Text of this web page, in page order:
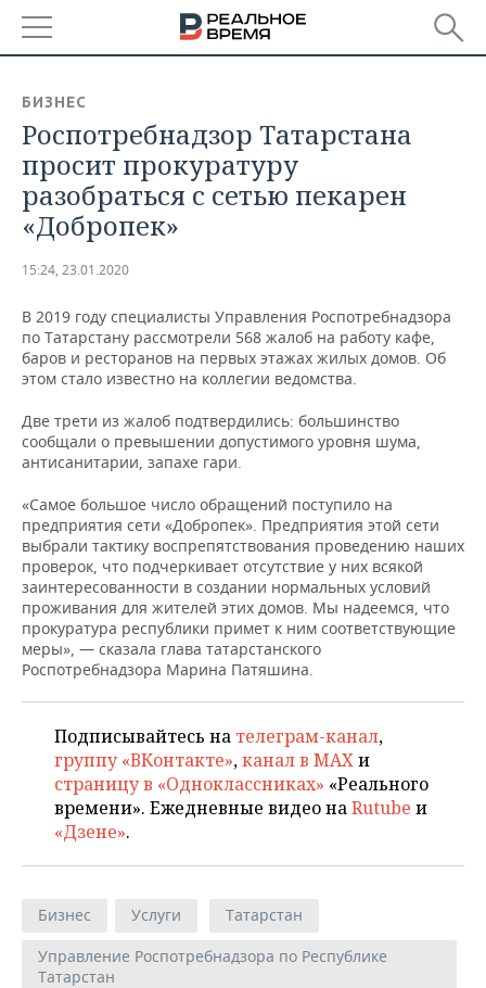
БАШКОРТОСТАН
ТАТАРСТАН
УДМУРТИЯ
НОВОСТИ
АНАЛИТИКА
НОВОСТИ АНАЛИТИКИ
ДЕКЛАРАЦИИ О ДОХОДАХ
КОРОЛИ ГОСЗАКАЗА ПФО
ВУЗЫ ТАТАРСТАНА
КОМУ ПРИНАДЛЕЖАТ
ТОРГОВЫЕ ЦЕНТРЫ
ТАТАРСТАНА
ЭКОНОМИКА
НОВОСТИ ЭКОНОМИКИ
ФИНАНСЫ
БАНКИ
БЮДЖЕТ
ИНВЕСТИЦИИ
ПРОМЫШЛЕННОСТЬ
НОВОСТИ
ПРОМЫШЛЕННОСТИ
МАШИНОСТРОЕНИЕ
НЕФТЕХИМИЯ
НЕФТЬ
ОПК
ЭНЕРГЕТИКА
НЕДВИЖИМОСТЬ
НОВОСТИ НЕДВИЖИМОСТИ
АВТО
НОВОСТИ АВТО
БИЗНЕС
НОВОСТИ БИЗНЕСА
РОЗНИЧНАЯ ТОРГОВЛЯ
ТРАНСПОРТ
УСЛУГИ
ТЕХНОЛОГИИ
НОВОСТИ ТЕХНОЛОГИЙ
IT
МЕДИА
ТЕЛЕКОММУНИКАЦИИ
МЕРОПРИЯТИЯ
НОВОСТИ МЕРОПРИЯТИЙ
ВЫЕЗДНАЯ РЕДАКЦИЯ
БИЗНЕС-БРАНЧИ
ONLINE-КОНФЕРЕНЦИИ
ОТКРЫТАЯ ЛЕКЦИЯ
СПОРТ
НОВОСТИ СПОРТА
ФУТБОЛ
ХОККЕЙ
БАСКЕТБОЛ
ВОЛЕЙБОЛ
ФИГУРНОЕ КАТАНИЕ
ВОДНЫЕ ВИДЫ СПОРТА
ОБЩЕСТВО
НОВОСТИ ОБЩЕСТВА
ВЛАСТЬ
ИНФРАСТРУКТУРА
ИСТОРИЯ
МЕДИЦИНА
ОБРАЗОВАНИЕ
ФОТОГАЛЕРЕЯ
СЮЖЕТЫ
СПРАВОЧНИК
СПИСОК ПЕРСОН
ПОЛНАЯ ВЕРСИЯ
БИЗНЕС
Роспотребнадзор Татарстана
просит прокуратуру
разобраться с сетью пекарен
«Добропек»
15:24, 23.01.2020
В 2019 году специалисты Управления Роспотребнадзора
по Татарстану рассмотрели 568 жалоб на работу кафе,
баров и ресторанов на первых этажах жилых домов. Об
этом стало известно на коллегии ведомства.
Две трети из жалоб подтвердились: большинство
сообщали о превышении допустимого уровня шума,
антисанитарии, запахе гари.
«Самое большое число обращений поступило на
предприятия сети «Добропек». Предприятия этой сети
выбрали тактику воспрепятствования проведению наших
проверок, что подчеркивает отсутствие у них всякой
заинтересованности в создании нормальных условий
проживания для жителей этих домов. Мы надеемся, что
прокуратура республики примет к ним соответствующие
меры», — сказала глава татарстанского
Роспотребнадзора Марина Патяшина.
Подписывайтесь на телеграм-канал,
группу «ВКонтакте»,канал в MAXи
страницу в «Одноклассниках» «Реального
времени». Ежедневные видео наRutube и
«Дзене».
Бизнес Услуги
Татарстан
Управление Роспотребнадзора по Республике
Татарстан